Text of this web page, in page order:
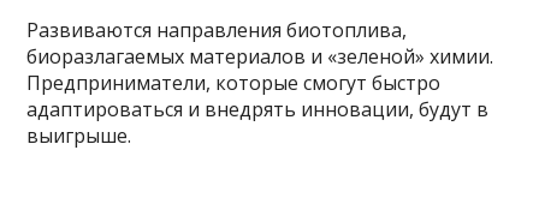
Развиваются направления биотоплива,
биоразлагаемых материалов и «зеленой» химии.
Предприниматели, которые смогут быстро
адаптироваться и внедрять инновации, будут в
выигрыше.